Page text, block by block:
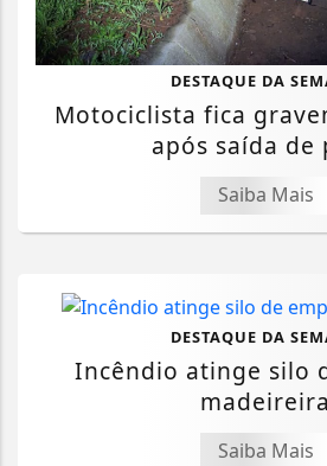
DESTAQUE DA
Motociclista fica
após saída de
Saiba Mais
DESTAQUE DA
Incêndio atinge silo
madeireira
Saiba Mais